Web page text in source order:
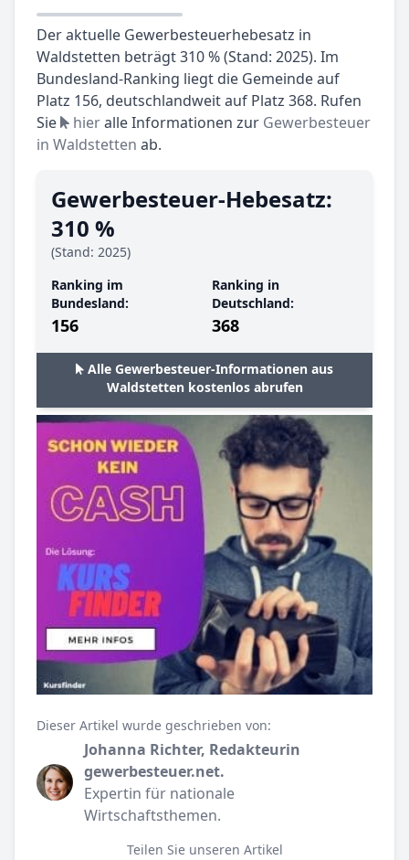
Der aktuelle Gewerbesteuerhebesatz in
Waldstetten beträgt 310 % (Stand: 2025). Im
Bundesland-Ranking liegt die Gemeinde auf
Platz 156, deutschlandweit auf Platz 368. Rufen
Sie
hieralle Informationen zur Gewerbesteuer
in Waldstetten ab.
Gewerbesteuer-Hebesatz:
310 %
(Stand: 2025)
Ranking im
Bundesland:
156
Ranking in
Deutschland:
368
Alle Gewerbesteuer-Informationen aus
Waldstetten kostenlos abrufen
Dieser Artikel wurde geschrieben von:
Johanna Richter, Redakteurin
gewerbesteuer.net.
Expertin für nationale
Wirtschaftsthemen.
Teilen Sie unseren Artikel